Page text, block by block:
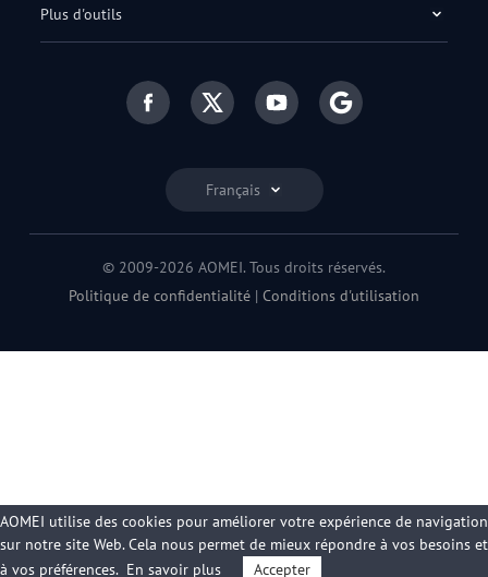
Français
Plus d'outils
© 2009-2026 AOMEI. Tous droits réservés.
Politique de confidentialité | Conditions d'utilisation
AOMEI utilise des cookies pour améliorer votre expérience de navigation
sur notre site Web. Cela nous permet de mieux répondre à vos besoins et
à vos préférences. En savoir plus Accepter